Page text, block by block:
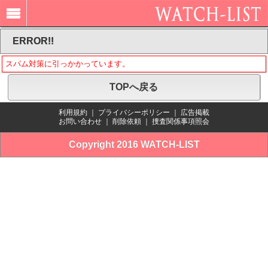
ERROR!!
スパム対策に引っかかっています。
TOPへ戻る
利用規約 プライバシーポリシー
広告掲載
お問い合わせ
削除依頼 捜査関係事項照会
Copyright 2016 WATCH-LIST